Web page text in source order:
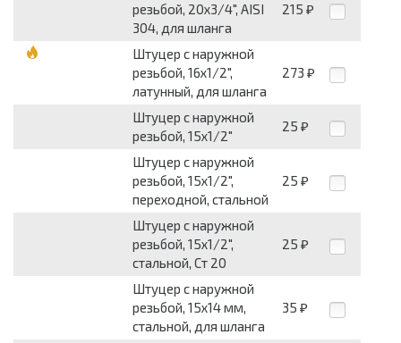
резьбой, 20х3/4", AISI
304, для шланга
215 ₽
Штуцер с наружной
резьбой, 16х1/2",
латунный, для шланга
273 ₽
Штуцер с наружной
резьбой, 15х1/2"
25 ₽
Штуцер с наружной
резьбой, 15х1/2",
переходной, стальной
25 ₽
Штуцер с наружной
резьбой, 15х1/2",
стальной, Ст 20
25 ₽
Штуцер с наружной
резьбой, 15х14 мм,
стальной, для шланга
35 ₽